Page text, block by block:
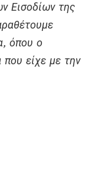
Εισοδίων της
όπου ο
που είχε με την